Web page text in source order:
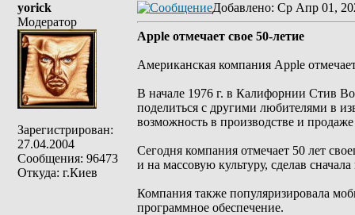
yorick
Модератор
Зарегистрирован:
27.04.2004
Сообщения: 96473
Откуда: г.Киев
Добавлено: Ср Апр 01,
Apple отмечает свое 50-летие
Американская компания Apple
В начале 1976 г. в Калифорнии Стив
поделиться с другими любителями в
возможность в производстве и
Сегодня компания отмечает 50 лет
и на массовую культуру, сделав
Компания также популяризировала
программное обеспечение.